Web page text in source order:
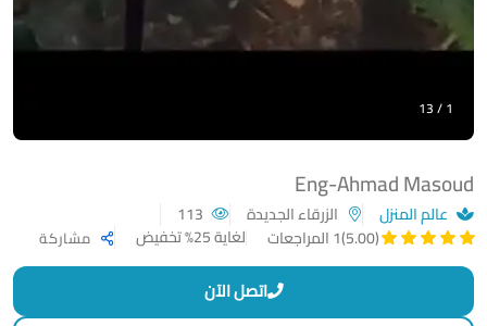
Eng-Ahmad Masoud
عالم المنزل الزرقاء الجديدة
(5.00)
1 المراجعات لغاية 25% تخفيض مشاركة
1 / 13
اتصل الآن